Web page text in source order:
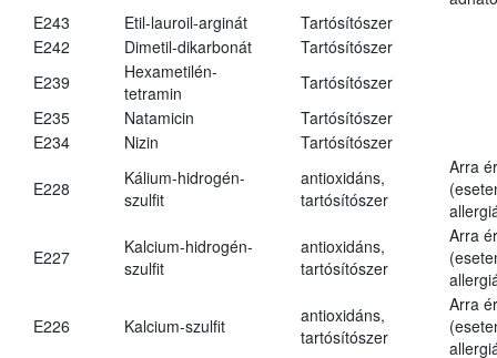
E243
Etil-lauroil-arginát
Tartósítószer
E242
Dimetil-dikarbonát
Tartósítószer
E239
Hexametilén-
tetramin
Tartósítószer
E235
Natamicin
Tartósítószer
E234
Nizin Tartósítószer
E228
Kálium-hidrogén-
szulfit
antioxidáns,
tartósítószer
Arra
E227
Kalcium-hidrogén-
szulfit
antioxidáns,
tartósítószer
Arra
E226 Kalcium-szulfit
antioxidáns,
tartósítószer
Arra